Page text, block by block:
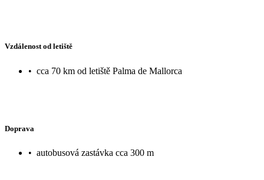
Vzdálenost od letiště
• cca 70 km od letiště Palma de Mallorca
Doprava
• autobusová zastávka cca 300 m